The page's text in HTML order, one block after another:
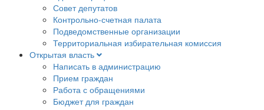
Совет депутатов
Контрольно-счетная палата
Подведомственные организации
Территориальная избирательная комиссия
Открытая власть
Написать в администрацию
Прием граждан
Работа с обращениями
Бюджет для граждан